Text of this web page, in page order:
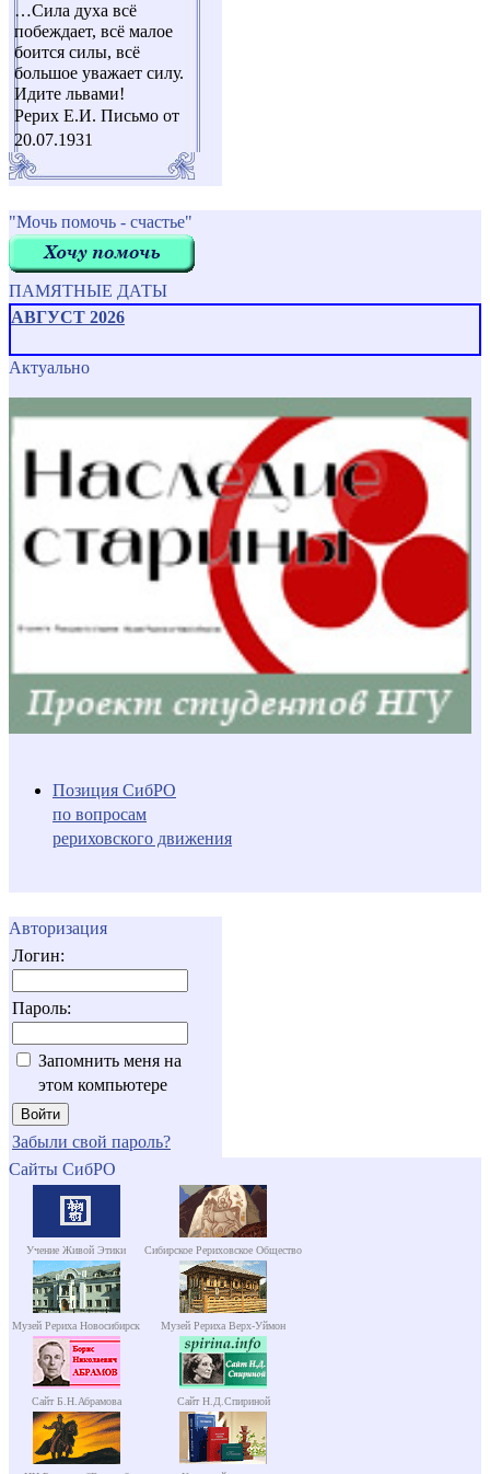
…Cила духа всё
побеждает, всё малое
боится силы, всё
большое уважает силу.
Идите львами!
Рерих Е.И. Письмо от
20.07.1931
"Мочь помочь - счастье"
ПАМЯТНЫЕ ДАТЫ
АВГУСТ 2026
Актуально
Позиция СибРО
по вопросам
рериховского движения
Авторизация
Логин:
Пароль:
Запомнить меня на
этом компьютере
Забыли свой пароль?
Сайты СибРО
Учение Живой Этики Сибирское Рериховское Общество
Музей Рериха Новосибирск Музей Рериха Верх-Уймон
Сайт Б.Н.Абрамова Сайт Н.Д.Спириной